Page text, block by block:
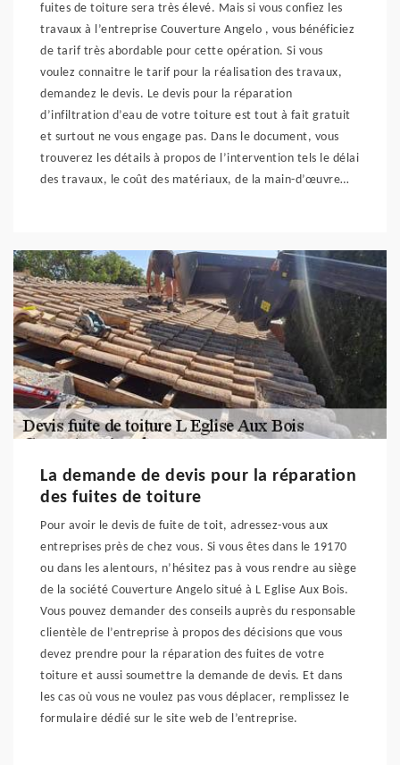
fuites de toiture sera très élevé. Mais si vous confiez les
travaux à l’entreprise Couverture Angelo , vous bénéficiez
de tarif très abordable pour cette opération. Si vous
voulez connaitre le tarif pour la réalisation des travaux,
demandez le devis. Le devis pour la réparation
d’infiltration d’eau de votre toiture est tout à fait gratuit
et surtout ne vous engage pas. Dans le document, vous
trouverez les détails à propos de l’intervention tels le délai
des travaux, le coût des matériaux, de la main-d’œuvre…
La demande de devis pour la réparation
des fuites de toiture
Pour avoir le devis de fuite de toit, adressez-vous aux
entreprises près de chez vous. Si vous êtes dans le 19170
ou dans les alentours, n’hésitez pas à vous rendre au siège
de la société Couverture Angelo situé à L Eglise Aux Bois.
Vous pouvez demander des conseils auprès du responsable
clientèle de l’entreprise à propos des décisions que vous
devez prendre pour la réparation des fuites de votre
toiture et aussi soumettre la demande de devis. Et dans
les cas où vous ne voulez pas vous déplacer, remplissez le
formulaire dédié sur le site web de l’entreprise.